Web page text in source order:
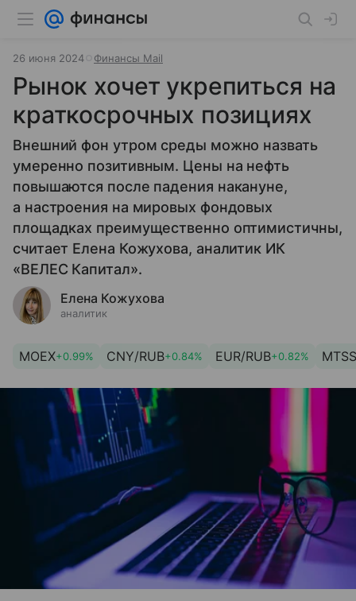
26 июня 2024 Финансы Mail
Рынок хочет укрепиться на
краткосрочных позициях
Внешний фон утром среды можно назвать
умеренно позитивным. Цены на нефть
повышаются после падения накануне,
а настроения на мировых фондовых
площадках преимущественно оптимистичны,
считает Елена Кожухова, аналитик ИК
«ВЕЛЕС Капитал».
Елена Кожухова
аналитик
MOEX+0.99% CNY/RUB+0.84% EUR/RUB+0.82% MTSS